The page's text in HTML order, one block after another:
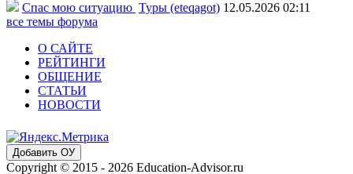
Спас мою ситуацию Туры (eteqagot) 12.05.2026 02:11
все темы форума
О САЙТЕ
РЕЙТИНГИ
ОБЩЕНИЕ
СТАТЬИ
НОВОСТИ
Добавить ОУ
Copyright © 2015 - 2026 Education-Advisor.ru